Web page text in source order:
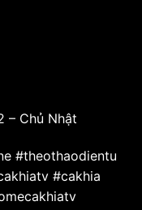
– Chủ Nhật
#theothaodientu
#cakhia